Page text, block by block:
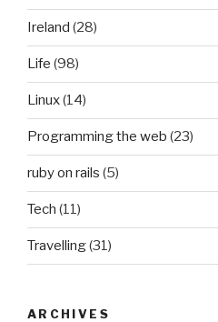
Ireland (28)
Life (98)
Linux(14)
Programming the web (23)
ruby on rails (5)
Tech (11)
Travelling(31)
ARCHIVES